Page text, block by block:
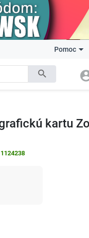
search
Pomoc
kartu
1124238